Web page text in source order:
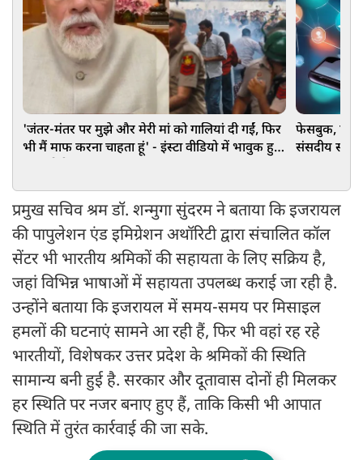
'जंतर-मंतर पर मुझे और मेरी मां को गालियां दी गईं, फिर
भी मैं माफ करना चाहता हूं' - इंस्टा वीडियो में भावुक हुए
फेसबुक, एक्स
संसदीय
प्रमुख सचिव श्रम डॉ. शन्मुगा सुंदरम ने बताया कि इजरायल
की पापुलेशन एंड इमिग्रेशन अथॉरिटी द्वारा संचालित कॉल
सेंटर भी भारतीय श्रमिकों की सहायता के लिए सक्रिय है,
जहां विभिन्न भाषाओं में सहायता उपलब्ध कराई जा रही है.
उन्होंने बताया कि इजरायल में समय-समय पर मिसाइल
हमलों की घटनाएं सामने आ रही हैं, फिर भी वहां रह रहे
भारतीयों, विशेषकर उत्तर प्रदेश के श्रमिकों की स्थिति
सामान्य बनी हुई है. सरकार और दूतावास दोनों ही मिलकर
हर स्थिति पर नजर बनाए हुए हैं, ताकि किसी भी आपात
स्थिति में तुरंत कार्रवाई की जा सके.